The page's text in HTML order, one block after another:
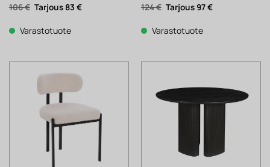
106€ Alkuperäinen
hinta
106 €.
83 €Nykyinen
Varastotuote
124€ Alkuperäinen
hinta
124 €.
97€Nykyinen
Varastotuote